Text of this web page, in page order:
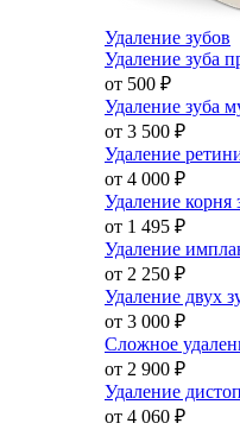
Удаление зубов
Удаление зуба
от 500 ₽
Удаление зуба
от 3 500 ₽
Удаление
от 4 000 ₽
Удаление корня
от 1 495 ₽
Удаление
от 2 250 ₽
Удаление двух
от 3 000 ₽
Сложное
от 2 900 ₽
Удаление
от 4 060 ₽